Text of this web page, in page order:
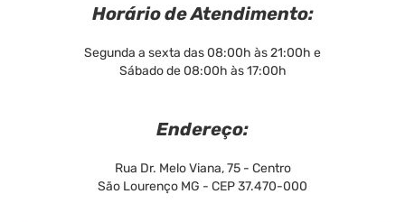
Horário de Atendimento:
Segunda a sexta das 08:00h às 21:00h e
Sábado de 08:00h às 17:00h
Endereço:
Rua Dr. Melo Viana, 75 - Centro
São Lourenço MG - CEP 37.470-000